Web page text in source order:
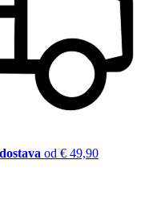
od € 49,90